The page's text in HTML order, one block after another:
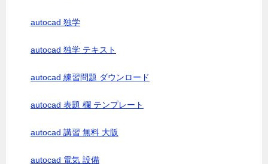
autocad 独学
autocad 独学 テキスト
autocad 練習問題 ダウンロード
autocad 表題 欄 テンプレート
autocad 講習 無料 大阪
autocad 電気 設備